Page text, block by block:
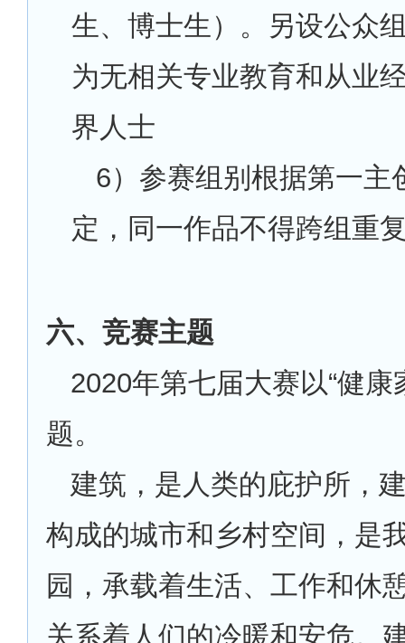
生、博士生）。另设公众
为无相关专业教育和从业
界人士
6）参赛组别根据第一主
定，同一作品不得跨组重
六、竞赛主题
2020年第七届大赛以“健康
题。
建筑，是人类的庇护所，
构成的城市和乡村空间，是
园，承载着生活、工作和休
关系着人们的冷暖和安危。